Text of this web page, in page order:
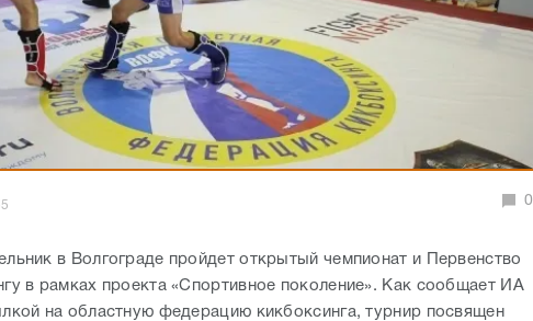
0
в Волгограде пройдет открытый чемпионат и Первенство
в рамках проекта «Спортивное поколение». Как сообщает ИА
на областную федерацию кикбоксинга, турнир посвящен